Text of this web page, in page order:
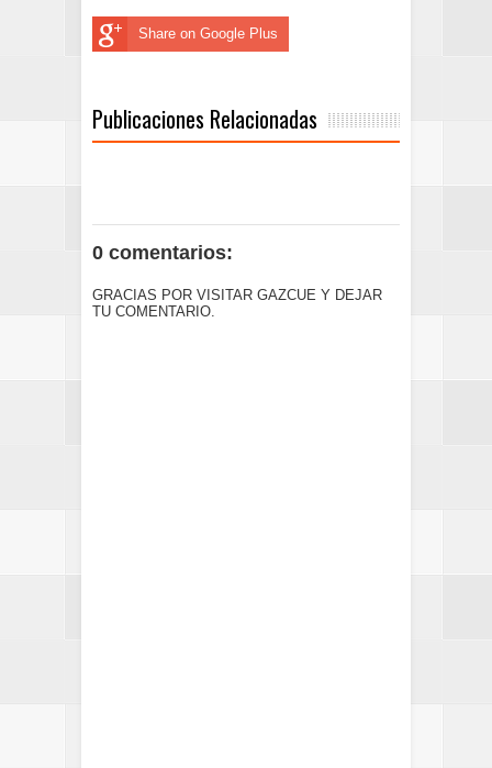
Share on Google Plus
Publicaciones Relacionadas
0 comentarios:
GRACIAS POR VISITAR GAZCUE Y DEJAR
TU COMENTARIO.